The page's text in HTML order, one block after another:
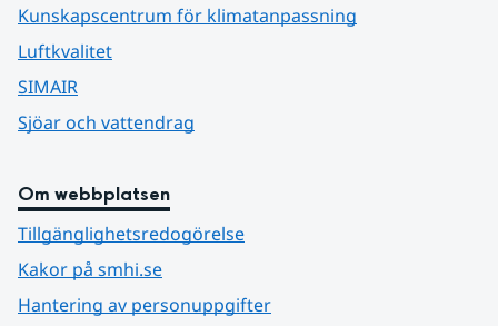
Kunskapscentrum för klimatanpassning
Luftkvalitet
SIMAIR
Sjöar och vattendrag
Om webbplatsen
Tillgänglighetsredogörelse
Kakor på smhi.se
Hantering av personuppgifter